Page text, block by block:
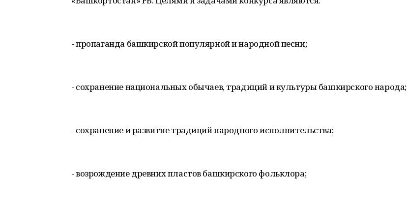
- пропаганда башкирской популярной и народной песни;
- сохранение национальных обычаев, традиций и культуры башкирского народа;
- сохранение и развитие традиций народного исполнительства;
- возрождение древних пластов башкирского фольклора;